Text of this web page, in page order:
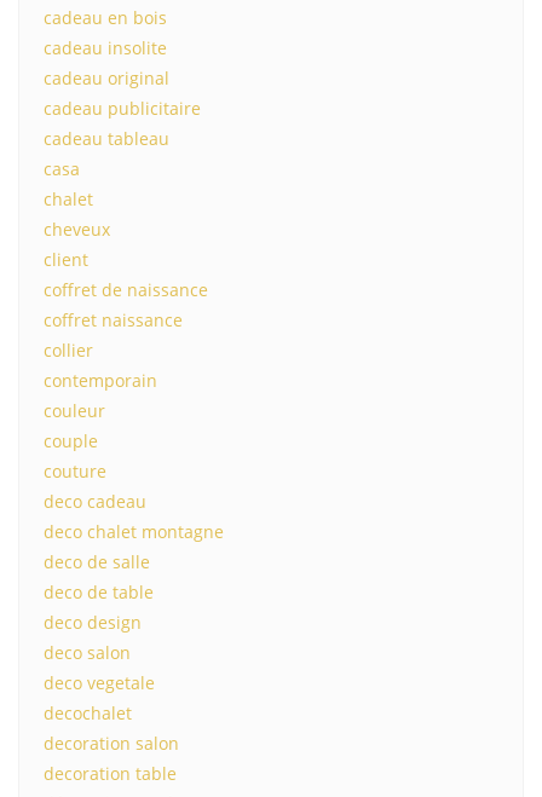
cadeau en bois
cadeau insolite
cadeau original
cadeau publicitaire
cadeau tableau
casa
chalet
cheveux
client
coffret de naissance
coffret naissance
collier
contemporain
couleur
couple
couture
deco cadeau
deco chalet montagne
deco de salle
deco de table
deco design
deco salon
deco vegetale
decochalet
decoration salon
decoration table